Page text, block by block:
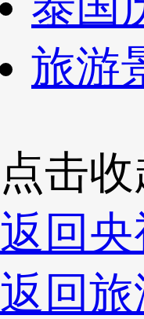
旅游
点击
返回
返回